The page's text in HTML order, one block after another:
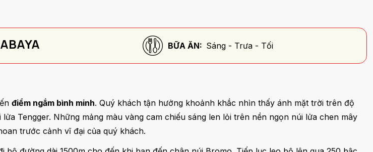
BỮA ĂN: Sáng - Trưa - Tối
điểm ngắm bình minh. Quý khách tận hưởng khoảnh khắc nhìn thấy ánh mặt trời trên độ
Tengger. Những mảng màu vàng cam chiếu sáng len lỏi trên nền ngọn núi lửa chen mây
trước cảnh vĩ đại của quý khách.